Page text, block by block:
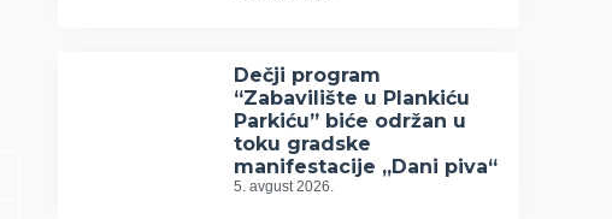
Dečji program
“Zabavilište u Plankiću
Parkiću” biće održan u
toku gradske
manifestacije „Dani piva“
5. avgust 2026.